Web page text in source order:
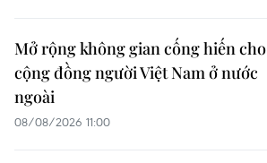
Mở rộng không gian cống hiến cho
cộng đồng người Việt Nam ở nước
ngoài
08/08/2026 11:00